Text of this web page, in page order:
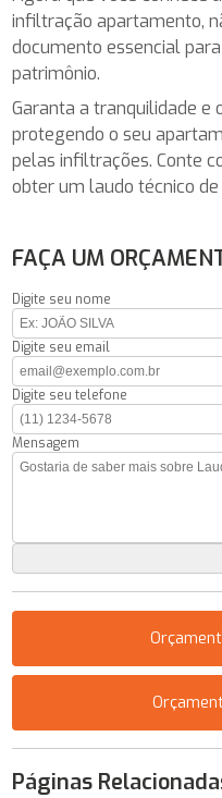
infiltração apartamento,
documento essencial
patrimônio.
Garanta a tranquilidade e
protegendo o seu
pelas infiltrações. Conte
obter um laudo técnico
FAÇA UM
Digite seu nome
Digite seu email
Digite seu telefone
Mensagem
Páginas